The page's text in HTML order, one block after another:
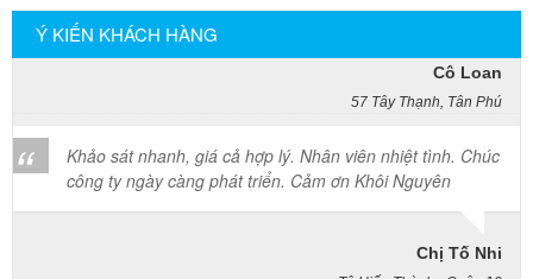
Ý KIẾN KHÁCH HÀNG
Cô Loan
Khảo sát nhanh, giá cả hợp lý. Nhân viên nhiệt tình. Chúc
công ty ngày càng phát triển. Cảm ơn Khôi Nguyên